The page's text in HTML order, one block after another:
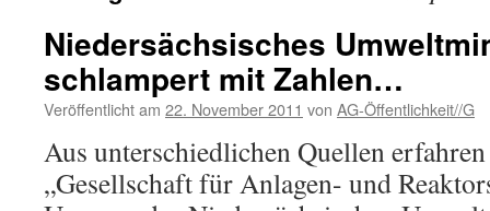
Niedersächsisches
schlampert mit Zahlen…
Veröffentlicht am 22. November 2011 von AG-Öffentlichkeit//G
Aus unterschiedlichen Quellen
„Gesellschaft für Anlagen- und